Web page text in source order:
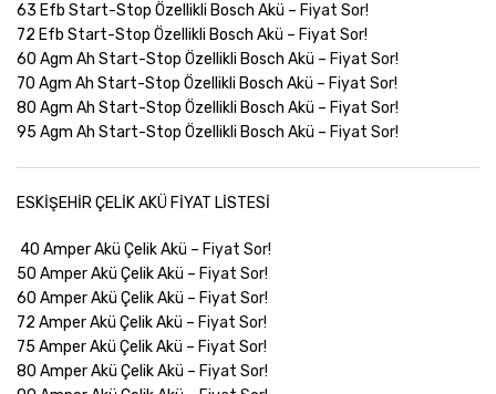
63 Efb Start-Stop Özellikli Bosch Akü – Fiyat Sor!
72 Efb Start-Stop Özellikli Bosch Akü – Fiyat Sor!
60 Agm Ah Start-Stop Özellikli Bosch Akü – Fiyat Sor!
70 Agm Ah Start-Stop Özellikli Bosch Akü – Fiyat Sor!
80 Agm Ah Start-Stop Özellikli Bosch Akü – Fiyat Sor!
95 Agm Ah Start-Stop Özellikli Bosch Akü – Fiyat Sor!
ESKİŞEHİR ÇELİK AKÜ FİYAT LİSTESİ
40 Amper Akü Çelik Akü – Fiyat Sor!
50 Amper Akü Çelik Akü – Fiyat Sor!
60 Amper Akü Çelik Akü – Fiyat Sor!
72 Amper Akü Çelik Akü – Fiyat Sor!
75 Amper Akü Çelik Akü – Fiyat Sor!
80 Amper Akü Çelik Akü – Fiyat Sor!